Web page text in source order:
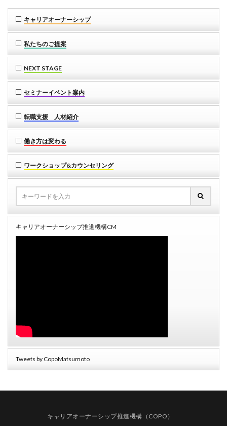
キャリアオーナーシップ
私たちのご提案
NEXT STAGE
セミナーイベント案内
転職支援 人材紹介
働き方は変わる
ワークショップ&カウンセリング
キャリアオーナーシップ推進機構CM
Tweets by CopoMatsumoto
キャリアオーナーシップ推進機構（COPO）